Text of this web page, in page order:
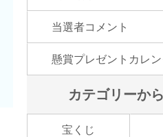
当選者コメント
懸賞プレゼントカレ
カテゴリーか
宝くじ